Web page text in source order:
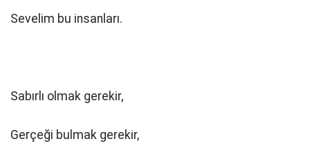
Sevelim bu insanları.
Sabırlı olmak gerekir,
Gerçeği bulmak gerekir,